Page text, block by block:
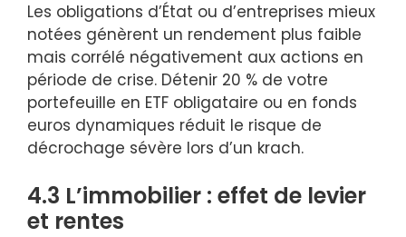
Les obligations d’État ou d’entreprises mieux
notées génèrent un rendement plus faible
mais corrélé négativement aux actions en
période de crise. Détenir 20 % de votre
portefeuille en ETF obligataire ou en fonds
euros dynamiques réduit le risque de
décrochage sévère lors d’un krach.
4.3 L’immobilier : effet de levier
et rentes